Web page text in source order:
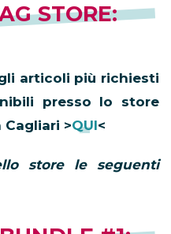
STORE:
articoli più richiesti
presso lo store
Cagliari >QUI<
store le seguenti